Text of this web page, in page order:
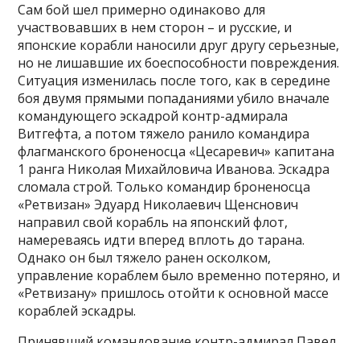
Сам бой шел примерно одинаково для
участвовавших в нем сторон – и русские, и
японские корабли наносили друг другу серьезные,
но не лишавшие их боеспособности повреждения.
Ситуация изменилась после того, как в середине
боя двумя прямыми попаданиями убило вначале
командующего эскадрой контр-адмирала
Витгефта, а потом тяжело ранило командира
флагманского броненосца «Цесаревич» капитана
1 ранга Николая Михайловича Иванова. Эскадра
сломала строй. Только командир броненосца
«Ретвизан» Эдуард Николаевич Щенснович
направил свой корабль на японский флот,
намереваясь идти вперед вплоть до тарана.
Однако он был тяжело ранен осколком,
управление кораблем было временно потеряно, и
«Ретвизану» пришлось отойти к основной массе
кораблей эскадры.